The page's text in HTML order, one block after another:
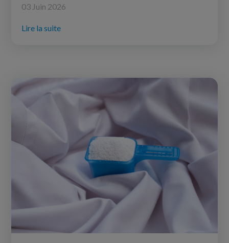
03 Juin 2026
Lire la suite